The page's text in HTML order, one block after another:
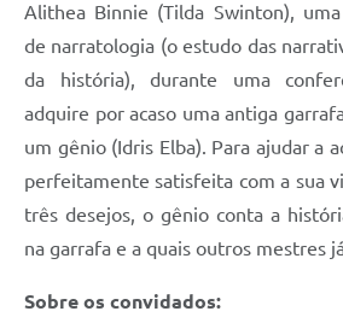
Alithea Binnie (Tilda Swinton),
de narratologia (o estudo das
da história), durante uma
adquire por acaso uma antiga
um gênio (Idris Elba). Para ajudar a
perfeitamente satisfeita com a sua
três desejos, o gênio conta a
na garrafa e a quais outros mestres
Sobre os convidados: